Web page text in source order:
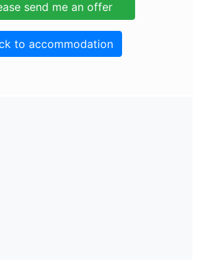
to accommodation